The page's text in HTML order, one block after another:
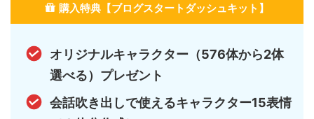
購入特典【ブログスタートダッシュキット】
オリジナルキャラクター（576体から2体
選べる）プレゼント
会話吹き出しで使えるキャラクター15表情